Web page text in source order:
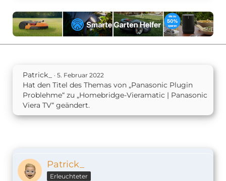
npm WARN @hookstate/core@3.0.13
npm WARN react-transition-group@4.4.2
npm WARN react-transition-group@4.4.2
npm WARN react-overlays@5.1.1
npm WARN uncontrollable@7.2.1
npm WARN @restart/hooks@0.3.27
npm WARN @restart/context@2.1.4
Patrick_ 5. Februar 2022
Hat den Titel des Themas von „Panasonic Plugin
Problehme“ zu „Homebridge-Vieramatic | Panasonic
Viera TV“ geändert.
Patrick_
Erleuchteter